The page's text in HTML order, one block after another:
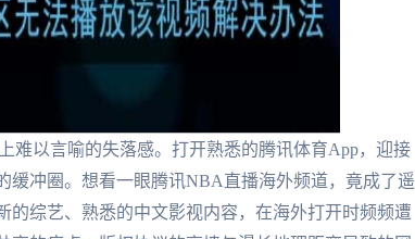
难以言喻的失落感。打开熟悉的腾讯体育App，迎接
冲圈。想看一眼腾讯NBA直播海外频道，竟成了遥
综艺、熟悉的中文影视内容，在海外打开时频频遭